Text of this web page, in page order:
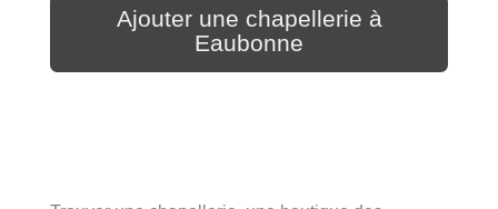
Ajouter une chapellerie à
Eaubonne